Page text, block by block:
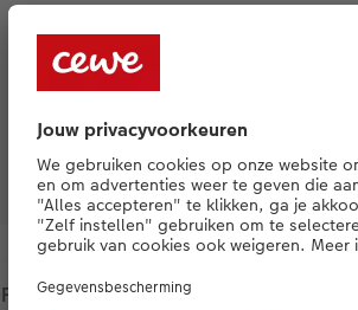
Fotomagneet strips